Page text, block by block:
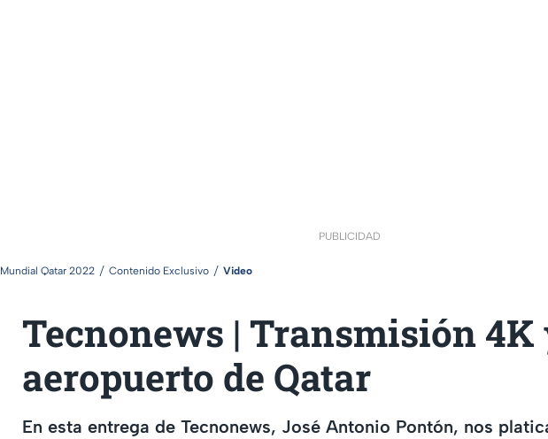
PUBLICIDAD
Mundial Qatar 2022 Contenido Exclusivo Video
Tecnonews | Transmisión 4K
aeropuerto de Qatar
En esta entrega de Tecnonews, José Antonio Pontón, nos